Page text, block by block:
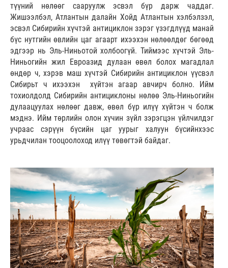
түүний нөлөөг сааруулж эсвэл бүр дарж чаддаг.
Жишээлбэл, Атлантын далайн Хойд Атлантын хэлбэлзэл,
эсвэл Сибирийн хүчтэй антициклон зэрэг үзэгдлүүд манай
бүс нутгийн өвлийн цаг агаарт ихээхэн нөлөөлдөг бөгөөд
эдгээр нь Эль-Ниньотой холбоогүй. Тиймээс хүчтэй Эль-
Ниньогийн жил Евроазид дулаан өвөл болох магадлал
өндөр ч, хэрэв маш хүчтэй Сибирийн антициклон үүсвэл
Сибирьт ч ихээхэн хүйтэн агаар авчирч болно. Ийм
тохиолдолд Сибирийн антициклоны нөлөө Эль-Ниньогийн
дулаацуулах нөлөөг давж, өвөл бүр илүү хүйтэн ч болж
мэднэ. Ийм төрлийн олон хүчин зүйл зэрэгцэн үйлчилдэг
учраас сэрүүн бүсийн цаг уурыг халуун бүсийнхээс
урьдчилан тооцоолоход илүү төвөгтэй байдаг.